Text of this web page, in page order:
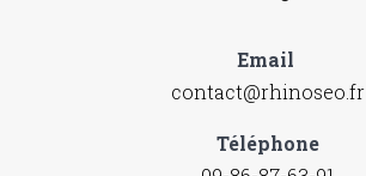
Email
contact@rhinoseo.fr
Téléphone